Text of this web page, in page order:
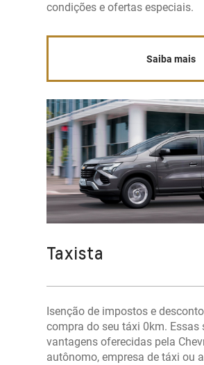
condições e ofertas especiais.
Saiba mais
Taxista
Isenção de impostos e
compra do seu táxi 0km.
vantagens oferecidas pela
autônomo, empresa de táxi ou